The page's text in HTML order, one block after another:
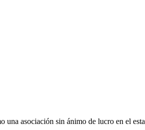
una asociación sin ánimo de lucro en el